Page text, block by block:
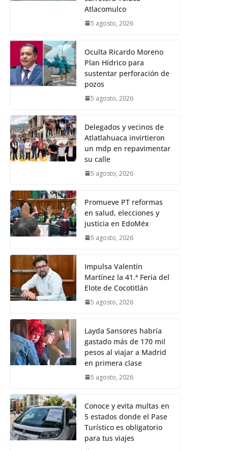
Atlacomulco
5 agosto, 2026
Oculta Ricardo Moreno
Plan Hídrico para
sustentar perforación de
pozos
5 agosto, 2026
Delegados y vecinos de
Atlatlahuaca invirtieron
un mdp en repavimentar
su calle
5 agosto, 2026
Promueve PT reformas
en salud, elecciones y
justicia en EdoMéx
5 agosto, 2026
Impulsa Valentín
Martínez la 41.ª Feria del
Elote de Cocotitlán
5 agosto, 2026
Layda Sansores habría
gastado más de 170 mil
pesos al viajar a Madrid
en primera clase
5 agosto, 2026
Conoce y evita multas en
5 estados donde el Pase
Turístico es obligatorio
para tus viajes